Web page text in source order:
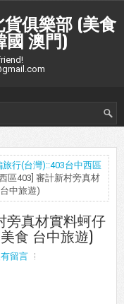
俱樂部 (美食
國 澳門)
旅行(台灣)::403台中西區
區403] 審計新村旁真材
中旅遊)
旁真材實料蚵仔
食 台中旅遊)
留言